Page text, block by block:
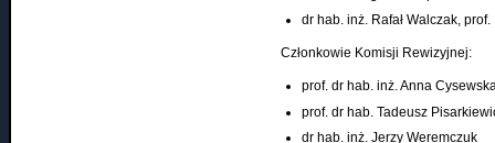
dr hab. inż. Rafał Walczak, prof.
Członkowie Komisji Rewizyjnej:
prof. dr hab. inż. Anna
prof. dr hab. Tadeusz
dr hab. inż. Jerzy Weremczuk